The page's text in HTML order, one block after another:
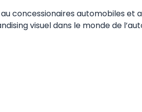
concessionaires automobiles et
visuel dans le monde de